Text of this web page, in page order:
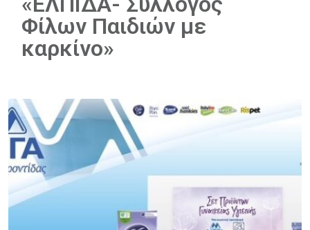
Φίλων Παιδιών με
καρκίνο»